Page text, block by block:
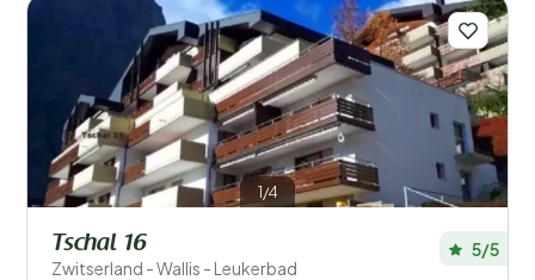
1/4
Tschal 16
Zwitserland - Wallis - Leukerbad
5/5